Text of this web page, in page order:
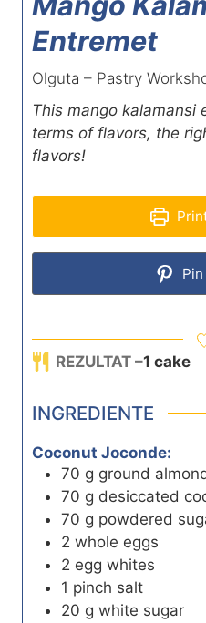
Entremet
Olguta – Pastry
This mango kalamansi
terms of flavors, the
flavors!
REZULTAT –1 cake
INGREDIENTE
Coconut Joconde:
70 g ground
70 g desiccated
70 g powdered
2 whole eggs
2 egg whites
1 pinch salt
20 g white sugar